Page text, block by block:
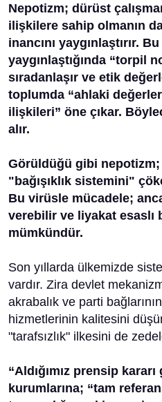
Nepotizm; dürüst
ilişkilere sahip olmanın
inancını yaygınlaştırır.
yaygınlaştığında “torpil
sıradanlaşır ve etik
toplumda “ahlaki
ilişkileri” öne çıkar.
alır.
Görüldüğü gibi
"bağışıklık sistemini"
Bu virüsle mücadele;
verebilir ve liyakat esaslı
mümkündür.
Son yıllarda ülkemizde
vardır. Zira devlet
akrabalık ve parti
hizmetlerinin kalitesini
"tarafsızlık" ilkesini de
“Aldığımız prensip
kurumlarına; “tam